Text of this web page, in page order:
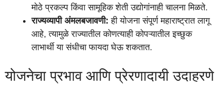
मोठे प्रकल्प किंवा सामूहिक शेती उद्योगांनाही चालना मिळते.
राज्यव्यापी अंमलबजावणी: ही योजना संपूर्ण महाराष्ट्रात लागू
आहे, त्यामुळे राज्यातील कोणत्याही कोपऱ्यातील इच्छुक
लाभार्थी या संधीचा फायदा घेऊ शकतात.
योजनेचा प्रभाव आणि प्रेरणादायी उदाहरणे